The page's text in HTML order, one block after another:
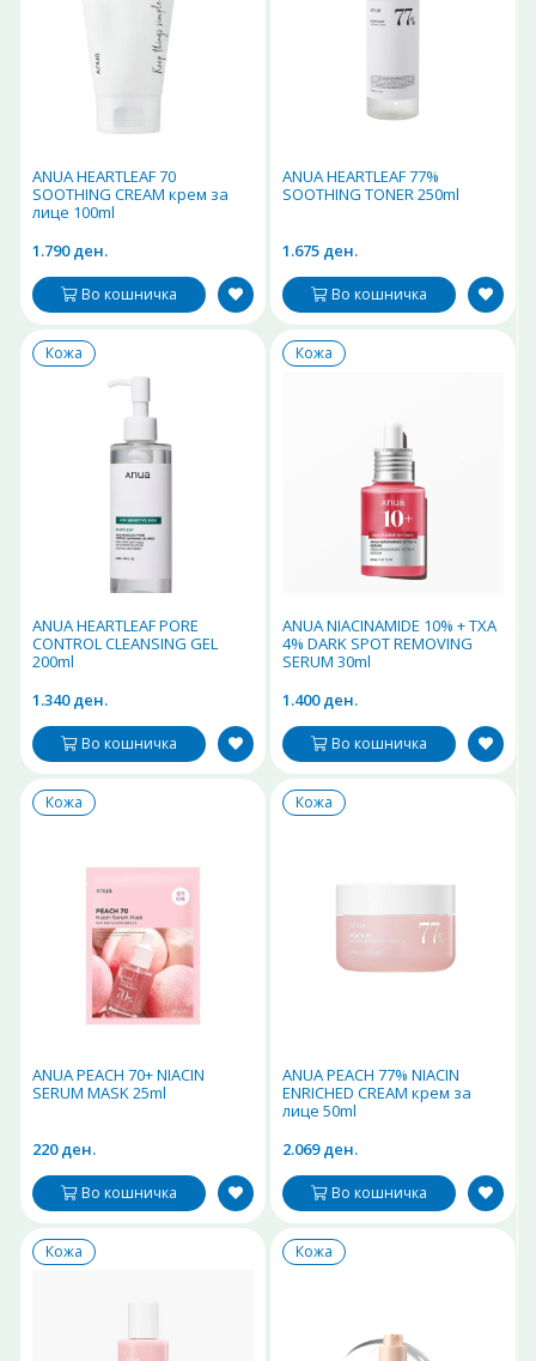
ANUA HEARTLEAF 70
SOOTHING CREAM крем за
лице 100ml
1.790 ден.
Во кошничка
ANUA HEARTLEAF 77%
SOOTHING TONER 250ml
1.675 ден.
Во кошничка
Кожа
ANUA HEARTLEAF PORE
CONTROL CLEANSING GEL
200ml
1.340 ден.
Во кошничка
Кожа
ANUA NIACINAMIDE 10% + TXA
4% DARK SPOT REMOVING
SERUM 30ml
1.400 ден.
Во кошничка
Кожа
ANUA PEACH 70+ NIACIN
SERUM MASK 25ml
220 ден.
Во кошничка
Кожа
ANUA PEACH 77% NIACIN
ENRICHED CREAM крем за
лице 50ml
2.069 ден.
Во кошничка
Кожа Кожа